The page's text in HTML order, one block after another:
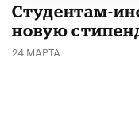
Студентам-
новую
24 МАРТА